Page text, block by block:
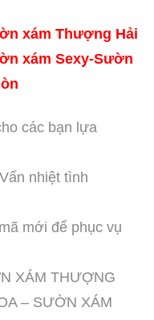
xám Thượng Hải
xám Sexy-Sườn
các bạn lựa
nhiệt tình
mới để phục vụ
XÁM THƯỢNG
– SƯỜN XÁM